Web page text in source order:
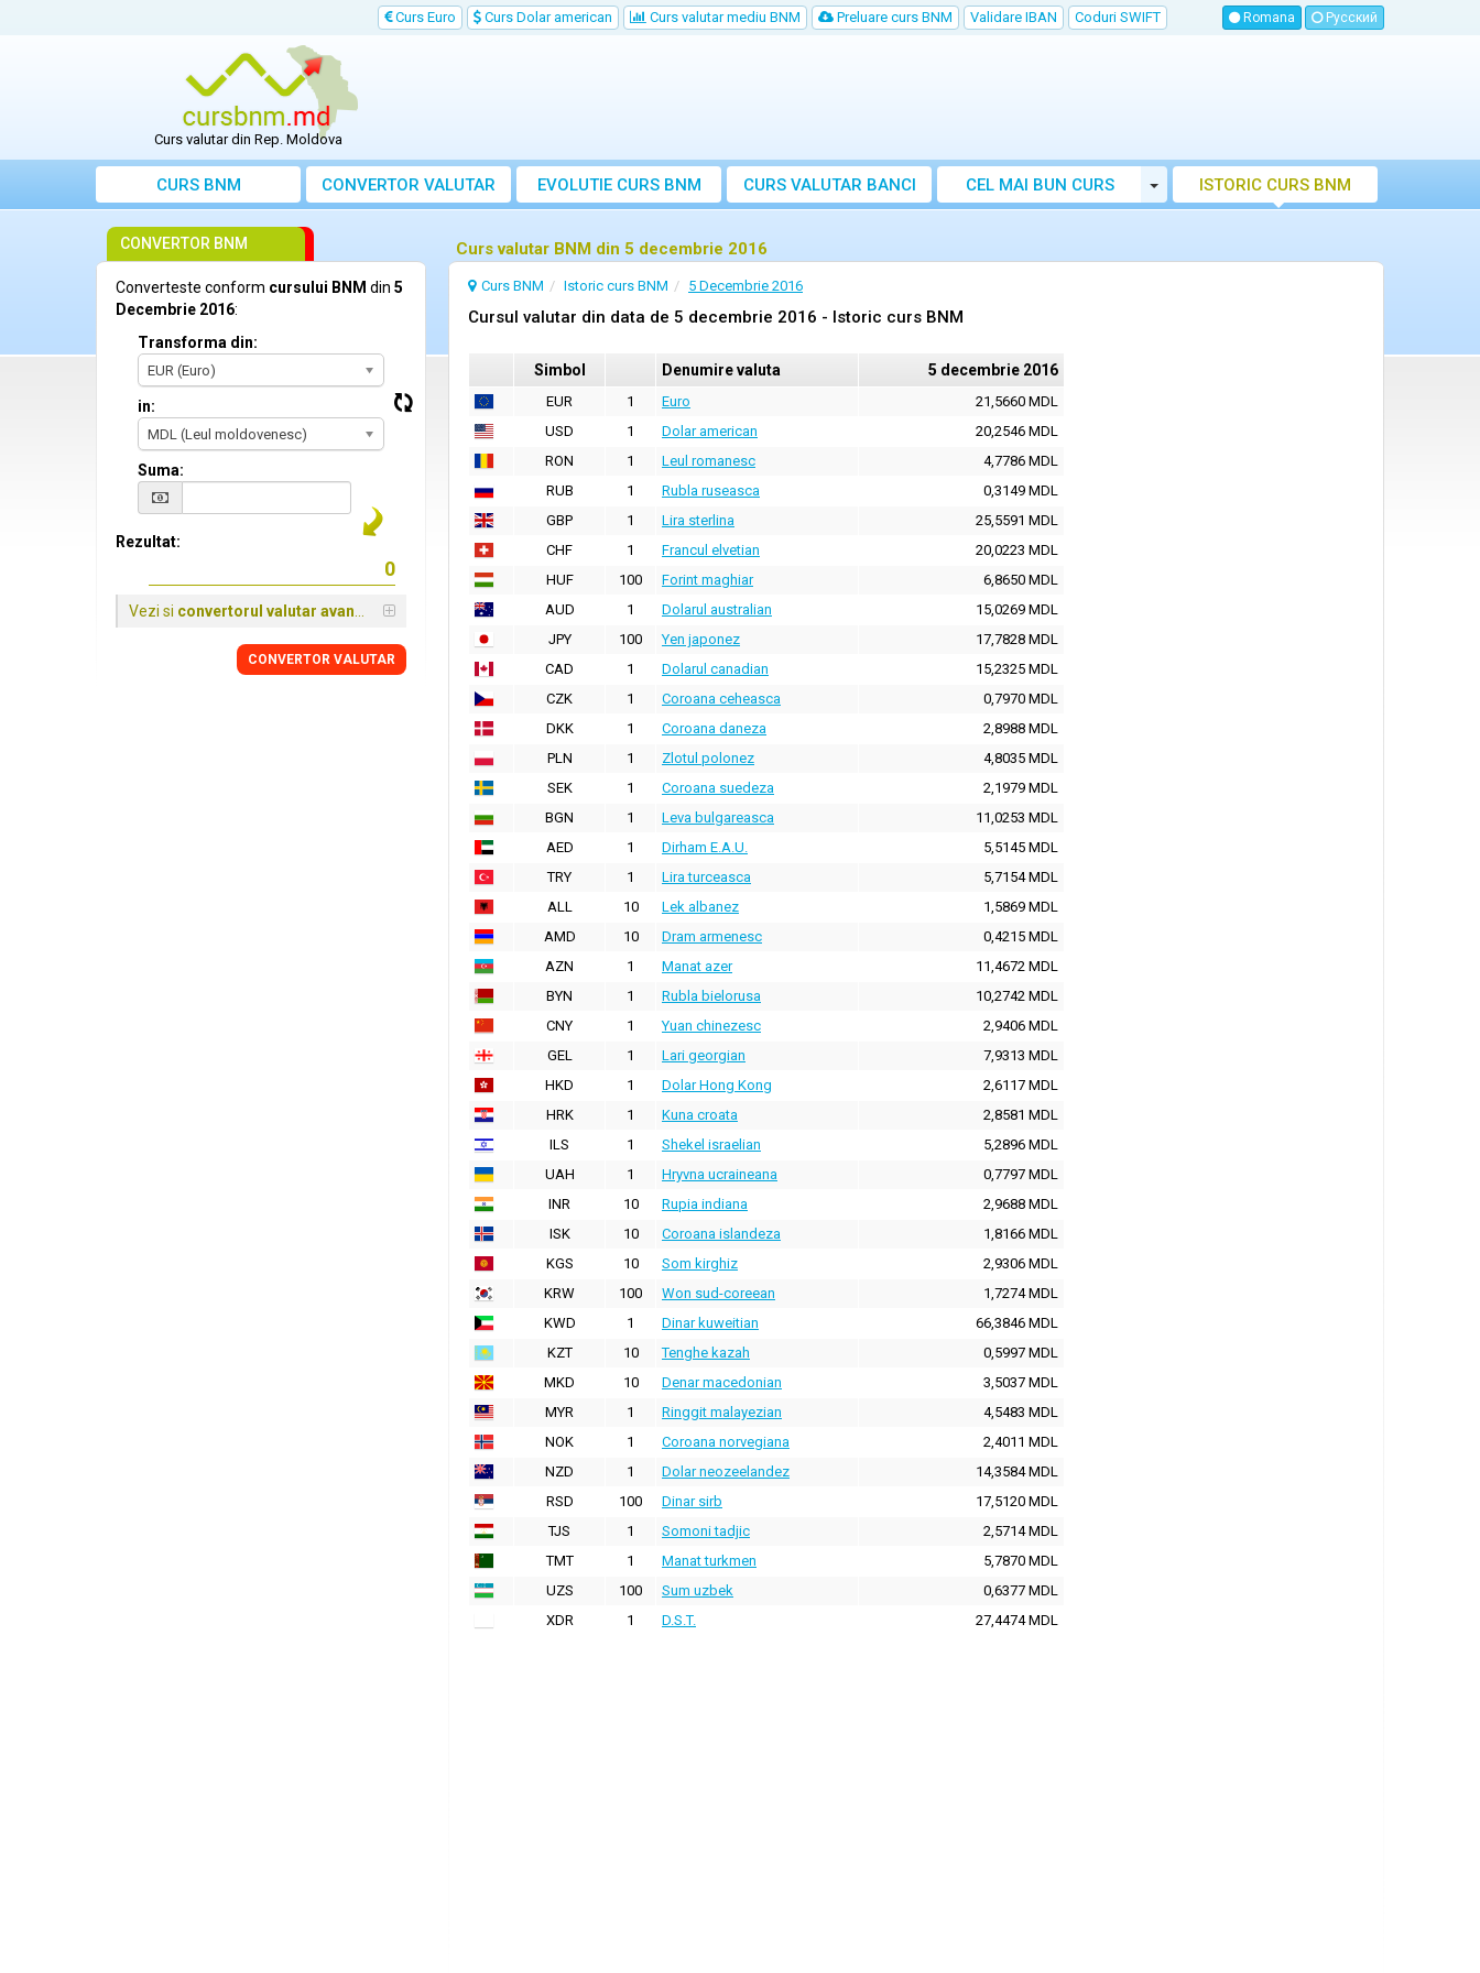
Curs Euro Curs Dolar american Curs valutar mediu BNM Preluare curs BNM Validare IBAN Coduri SWIFT Romana Русский
Curs valutar din Rep. Moldova
CURS BNM CONVERTOR VALUTAR EVOLUTIE CURS BNM CURS VALUTAR BANCI
CEL MAI BUN CURS
VALUTAR MOLDOVA
Toggle Dropdown
ISTORIC CURS BNM
Curs valutar BNM din 5 decembrie 2016
Curs BNM Istoric curs BNM 5 Decembrie 2016
Cursul valutar din data de 5 decembrie 2016 - Istoric curs BNM
Simbol Denumire valuta 5 decembrie 2016
EUR 1 Euro
21,5660 MDL
USD
1 Dolar american
20,2546 MDL
RON
1 Leul romanesc
4,7786 MDL
RUB
1 Rubla ruseasca
0,3149 MDL
GBP
1 Lira sterlina
25,5591 MDL
CHF
1 Francul elvetian
20,0223 MDL
HUF
100 Forint maghiar
6,8650 MDL
AUD
1 Dolarul australian
15,0269 MDL
JPY
100 Yen japonez
17,7828 MDL
CAD
1 Dolarul canadian
15,2325 MDL
CZK
1 Coroana ceheasca
0,7970 MDL
DKK
1 Coroana daneza
2,8988 MDL
PLN
1 Zlotul polonez
4,8035 MDL
SEK
1 Coroana suedeza
2,1979 MDL
BGN
1 Leva bulgareasca
11,0253 MDL
AED
1 Dirham E.A.U.
5,5145 MDL
TRY
1 Lira turceasca
5,7154 MDL
ALL
10 Lek albanez
1,5869 MDL
AMD
10 Dram armenesc
0,4215 MDL
AZN
1 Manat azer
11,4672 MDL
BYN
1 Rubla bielorusa
10,2742 MDL
CNY
1 Yuan chinezesc
2,9406 MDL
GEL
1 Lari georgian
7,9313 MDL
HKD
1 Dolar Hong Kong
2,6117 MDL
HRK
1 Kuna croata
2,8581 MDL
ILS
1 Shekel israelian
5,2896 MDL
UAH
1 Hryvna ucraineana
0,7797 MDL
INR
10 Rupia indiana
2,9688 MDL
ISK
10 Coroana islandeza
1,8166 MDL
KGS
10 Som kirghiz
2,9306 MDL
KRW
100 Won sud-coreean
1,7274 MDL
KWD
1 Dinar kuweitian
66,3846 MDL
KZT
10 Tenghe kazah
0,5997 MDL
MKD
10 Denar macedonian
3,5037 MDL
MYR
1 Ringgit malayezian
4,5483 MDL
NOK
1 Coroana norvegiana
2,4011 MDL
NZD
1 Dolar neozeelandez
14,3584 MDL
RSD
100 Dinar sirb
17,5120 MDL
TJS
1 Somoni tadjic
2,5714 MDL
TMT
1 Manat turkmen
5,7870 MDL
UZS
100 Sum uzbek
0,6377 MDL
XDR
1 D.S.T. 27,4474 MDL
CONVERTOR BNM
Converteste conform cursului BNM din 5
Decembrie 2016:
Transforma din:
EUR (Euro)
in:
MDL (Leul moldovenesc)
Suma:
Rezultat:
Vezi si convertorul valutar avansat
CONVERTOR VALUTAR